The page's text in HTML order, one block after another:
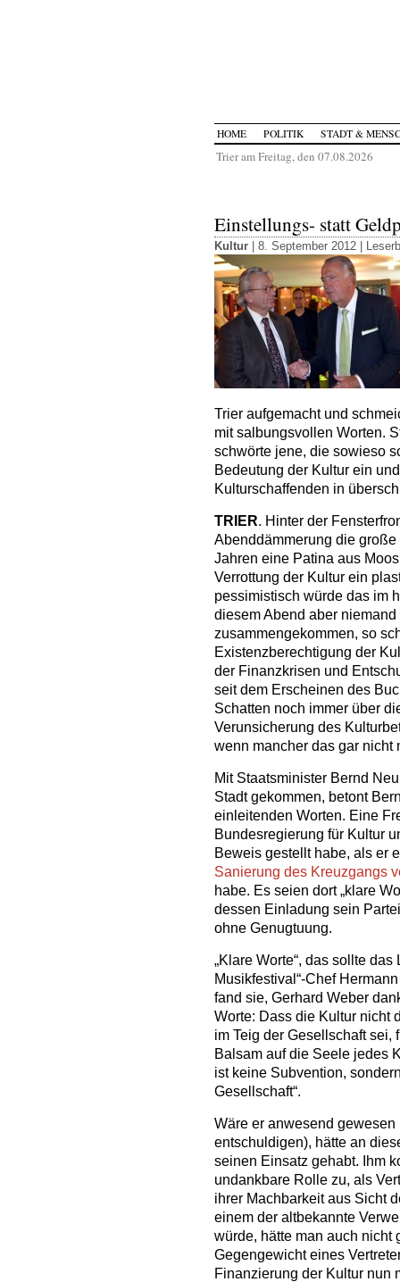
HOME POLITIK STADT &
Trier am Freitag, den 07.08.2026
Einstellungs- statt
Kultur | 8. September 2012 |
Trier aufgemacht und
mit salbungsvollen Worten.
schwörte jene, die sowieso
Bedeutung der Kultur ein
Kulturschaffenden in
TRIER. Hinter der
Abenddämmerung die
Jahren eine Patina aus
Verrottung der Kultur ein
pessimistisch würde das im
diesem Abend aber
zusammengekommen, so
Existenzberechtigung der
der Finanzkrisen und
seit dem Erscheinen des
Schatten noch immer über
Verunsicherung des
wenn mancher das gar nicht
Mit Staatsminister Bernd
Stadt gekommen, betont
einleitenden Worten. Eine
Bundesregierung für Kultur
Beweis gestellt habe, als er
Sanierung des Kreuzgangs
habe. Es seien dort „klare
dessen Einladung sein
ohne Genugtuung.
„Klare Worte“, das sollte
Musikfestival“-Chef
fand sie, Gerhard Weber
Worte: Dass die Kultur nicht
im Teig der Gesellschaft
Balsam auf die Seele jedes
ist keine Subvention,
Gesellschaft“.
Wäre er anwesend
entschuldigen), hätte an
seinen Einsatz gehabt. Ihm
undankbare Rolle zu, als
ihrer Machbarkeit aus Sicht
einem der altbekannte
würde, hätte man auch nicht
Gegengewicht eines
Finanzierung der Kultur nun